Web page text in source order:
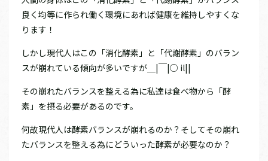
良く均等に作られ働く環境にあれば健康を維持しやすくな
ります！
しかし現代人はこの「消化酵素」と「代謝酵素」のバラン
スが崩れている傾向が多いですが＿|￣|○ il||
その崩れたバランスを整える為に私達は食べ物から「酵
素」を摂る必要があるのです。
何故現代人は酵素バランスが崩れるのか？そしてその崩れ
たバランスを整える為にどういった酵素が必要なのか？